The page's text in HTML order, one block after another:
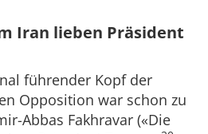
Iran lieben Präsident
führender Kopf der
Opposition war schon zu
Abbas Fakhravar («Die